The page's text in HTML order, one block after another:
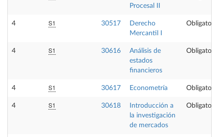
Procesal II
4 S1 30517
Derecho
Mercantil I
Obligatoria
4 S1 30616
Análisis de
estados
financieros
Obligatoria
4 S1 30617 Econometría Obligatoria
4 S1 30618
Introducción a
la investigación
de mercados
Obligatoria